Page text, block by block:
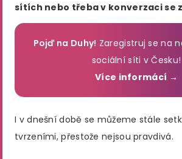
sítích nebo třeba v konverzaci se
Pojď na Duhy! Zaregistruj se na
sociální síti v Česku!
Více informácí →
I v dnešní době se můžeme stále
tvrzeními, přestože nejsou pravdivá.